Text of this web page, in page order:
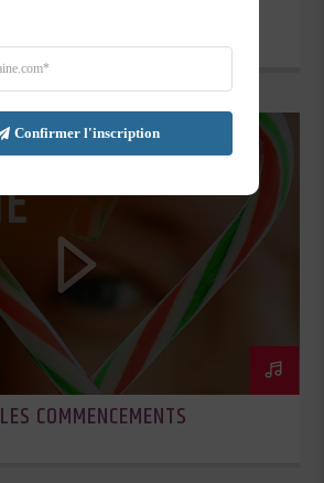
COMMENCEMENTS
Confirmer l'inscription